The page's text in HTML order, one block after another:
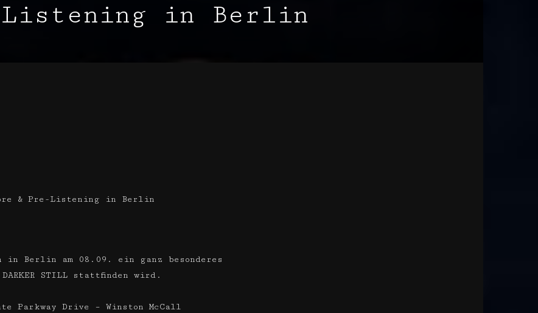
Listening in Berlin
& Pre-Listening in Berlin
Berlin am 08.09. ein ganz besonderes
STILL stattfinden wird.
Parkway Drive – Winston McCall